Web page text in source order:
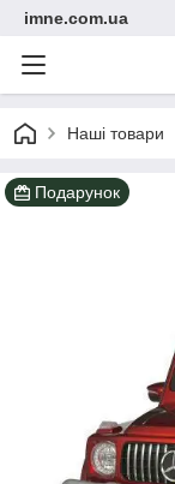
imne.com.ua
Наші товари
Подарунок